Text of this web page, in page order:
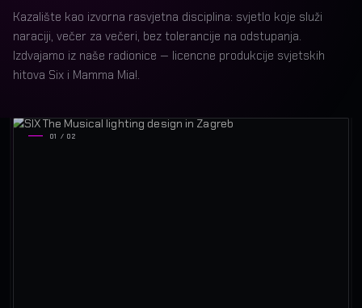
Kazalište kao izvorna rasvjetna disciplina: svjetlo koje služi
naraciji, večer za večeri, bez tolerancije na odstupanja.
Izdvajamo iz naše radionice — licencne produkcije svjetskih
hitova Six i Mamma Mia!.
01 / 02